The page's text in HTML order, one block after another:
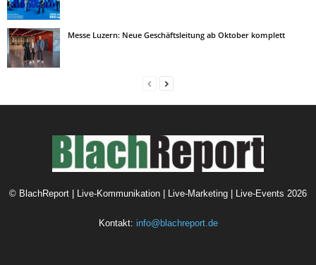
Messe Luzern: Neue Geschäftsleitung ab Oktober komplett
© BlachReport | Live-Kommunikation | Live-Marketing | Live-Events 2026
Kontakt: info@blachreport.de